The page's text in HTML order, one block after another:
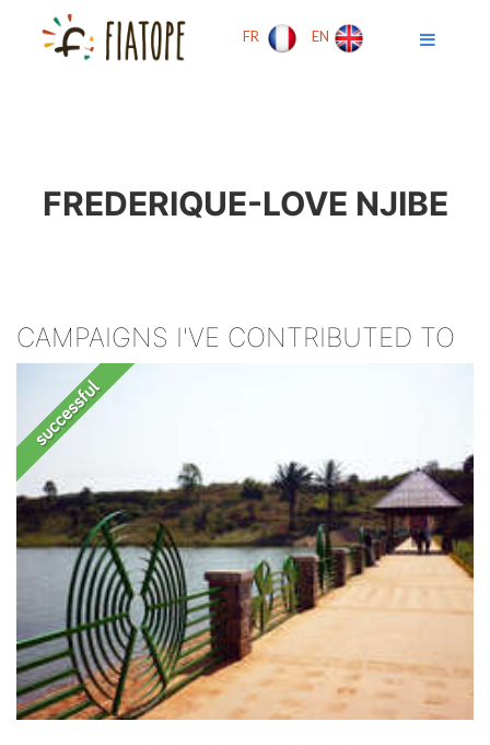
FR EN
FREDERIQUE-LOVE NJIBE
CAMPAIGNS I'VE CONTRIBUTED TO